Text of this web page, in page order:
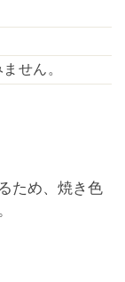
せん。
ため、焼き色